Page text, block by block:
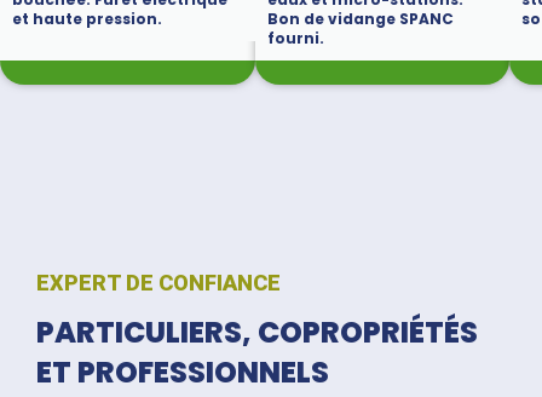
et haute pression.
Bon de vidange SPANC
fourni.
EXPERT DE CONFIANCE
PARTICULIERS, COPROPRIÉTÉS
ET PROFESSIONNELS